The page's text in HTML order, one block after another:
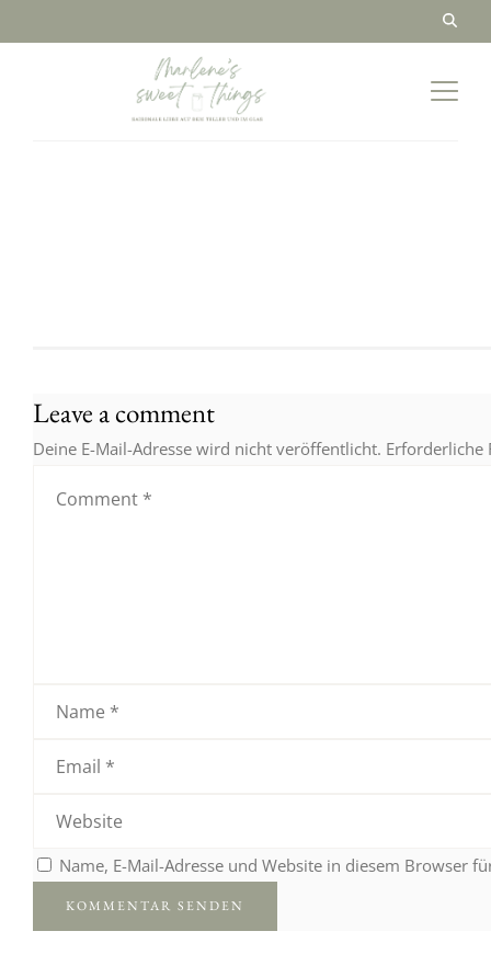
Leave a comment
Deine E-Mail-Adresse wird nicht veröffentlicht.
Name, E-Mail-Adresse und Website in diesem Browser